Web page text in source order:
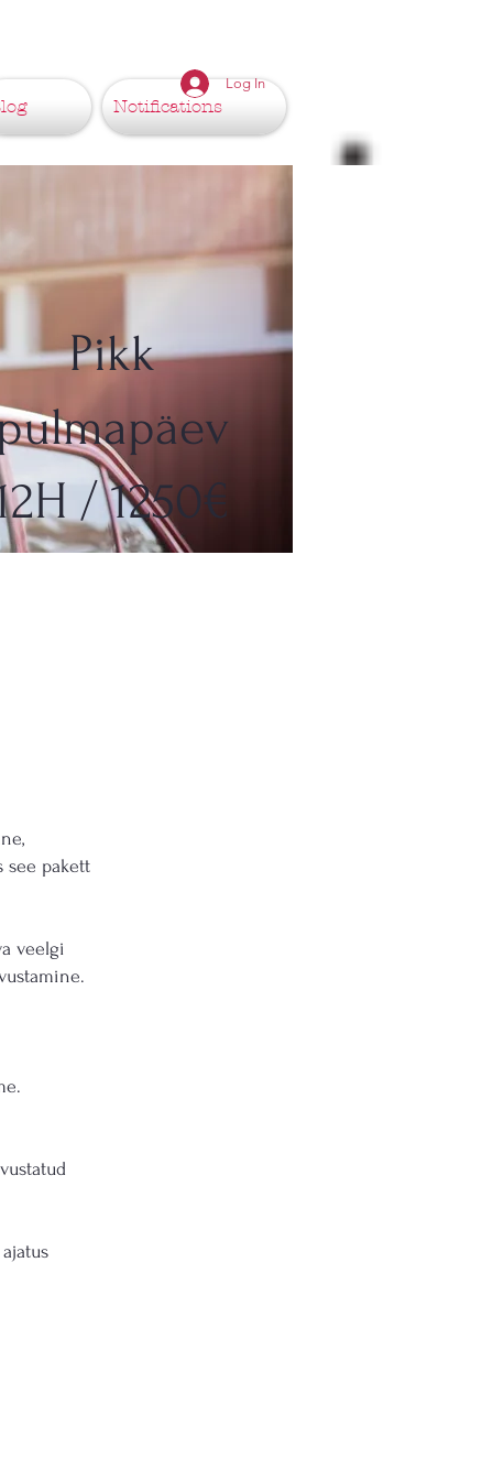
Notifications
Log In
Pikk
/ 1250€
see pakett
veelgi